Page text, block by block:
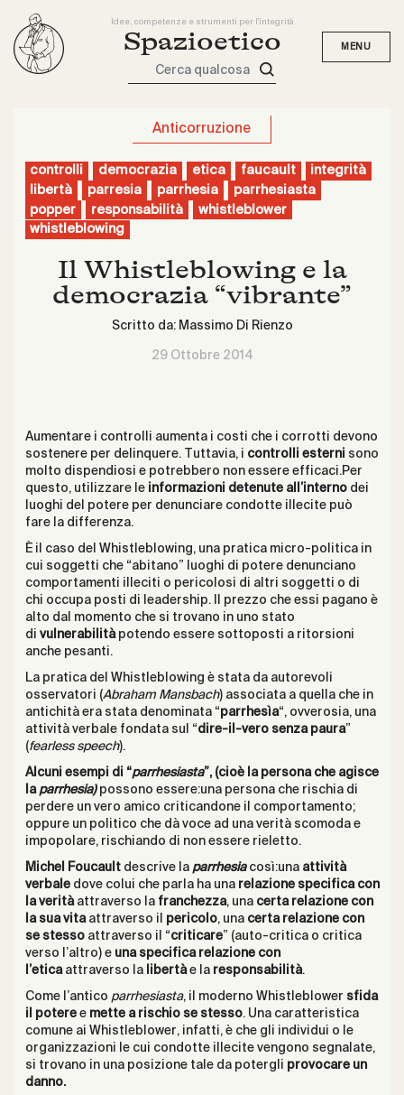
Idee, competenze e strumenti per l'integrità
Spazioetico
Cerca qualcosa
Anticorruzione
controlli democrazia etica faucault
integrità
libertà
parresia parrhesia
parrhesiasta
popper
responsabilità
whistleblower
whistleblowing
Il Whistleblowing e la
democrazia “vibrante”
Scritto da: Massimo Di Rienzo
29 Ottobre 2014
Aumentare i controlli aumenta i costi che i corrotti devono
sostenere per delinquere. Tuttavia, i controlli esterni sono
molto dispendiosi e potrebbero non essere efficaci.Per
questo, utilizzare le informazioni detenute all’interno dei
luoghi del potere per denunciare condotte illecite può
fare la differenza.
È il caso del Whistleblowing, una pratica micro-politica in
cui soggetti che “abitano” luoghi di potere denunciano
comportamenti illeciti o pericolosi di altri soggetti o di
chi occupa posti di leadership. Il prezzo che essi pagano è
alto dal momento che si trovano in uno stato
di vulnerabilitàpotendo essere sottoposti a ritorsioni
anche pesanti.
La pratica del Whistleblowing è stata da autorevoli
osservatori (Abraham Mansbach) associata a quella che in
antichità era stata denominata “parrhesìa“, ovverosia, una
attività verbale fondata sul “dire-il-vero senza paura”
(fearless speech).
Alcuni esempi di “parrhesiasta”, (cioè la persona che agisce
la parrhesia) possono essere:una persona che rischia di
perdere un vero amico criticandone il comportamento;
oppure un politico che dà voce ad una verità scomoda e
impopolare, rischiando di non essere rieletto.
Michel Foucault descrive la parrhesiacosì:una attività
verbale dove colui che parla ha una relazione specifica con
la verità attraverso la franchezza, una certa relazione con
la sua vita attraverso il pericolo, una certa relazione con
se stessoattraverso il “criticare” (auto-critica o critica
verso l’altro) e una specifica relazione con
l’eticaattraverso la libertàe la responsabilità.
Come l’antico parrhesiasta, il moderno Whistleblower sfida
il potere e mette a rischio se stesso. Una caratteristica
comune ai Whistleblower, infatti, è che gli individui o le
organizzazioni le cui condotte illecite vengono segnalate,
si trovano in una posizione tale da potergli provocare un
danno.